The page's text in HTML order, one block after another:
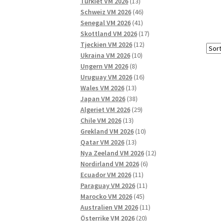
produkter
Schweiz VM 2026 4646
produkter
Senegal VM 2026 4141
produkter
Skottland VM 2026 1717
Tjeckien VM 2026 1212
produkter
Ukraina VM 2026 1010
Ungern VM 2026 88
produkter
Uruguay VM 2026 1616
Wales VM 2026 1313
produkter
Japan VM 2026 3838
produkter
Algeriet VM 2026 2929
Chile VM 2026 1313
produkter
Grekland VM 2026 1010
Qatar VM 2026 1313
produkter
Nya Zeeland VM 2026 1212
Nordirland VM 2026 66
Ecuador VM 2026 1111
produkter
Paraguay VM 2026 1111
Marocko VM 2026 4545
produkter
Australien VM 2026 1111
Österrike VM 2026 2020